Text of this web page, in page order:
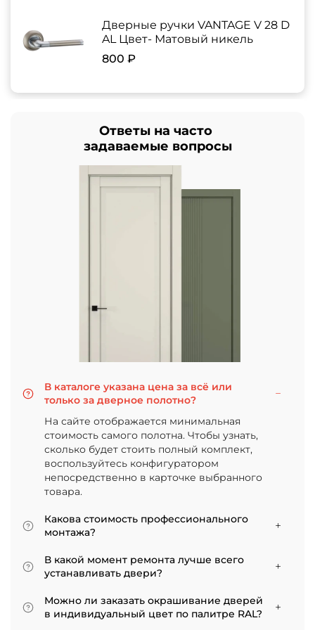
Дверные ручки VANTAGE V 28 D
AL Цвет- Матовый никель
800 ₽
Ответы на часто
задаваемые вопросы
В каталоге указана цена за всё или
только за дверное полотно?
На сайте отображается минимальная
стоимость самого полотна. Чтобы узнать,
сколько будет стоить полный комплект,
воспользуйтесь конфигуратором
непосредственно в карточке выбранного
товара.
Какова стоимость профессионального
монтажа?
Итоговая сумма зависит от типа отделки
двери и габаритов проема. Минимальная
цена за установку стандартной двери с
покрытием «экошпон» начинается от 5000
рублей.
В какой момент ремонта лучше всего
устанавливать двери?
Мы советуем приступать к монтажу после
того, как уложено напольное покрытие. В
противном случае из-за изменения уровня
Можно ли заказать окрашивание дверей
в индивидуальный цвет по палитре RAL?